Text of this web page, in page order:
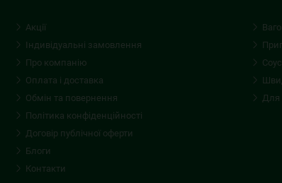
Акції
Індивідуальні замовлення
Про компанію
Оплата і доставка
Обмін та повернення
Політика конфіденційності
Договір публічної оферти
Блоги
Контакти
Для